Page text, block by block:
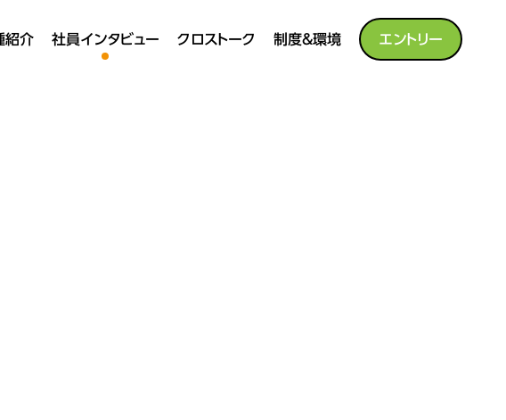
紹介 社員インタビュー クロストーク 制度&環境 エントリー